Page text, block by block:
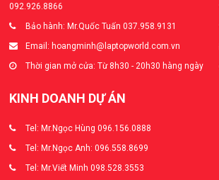
092.926.8866
Bảo hành: Mr.Quốc Tuấn 037.958.9131
Email: hoangminh@laptopworld.com.vn
Thời gian mở cửa: Từ 8h30 - 20h30 hàng ngày
KINH DOANH DỰ ÁN
Tel: Mr.Ngọc Hùng 096.156.0888
Tel: Mr.Ngọc Anh: 096.558.8699
Tel: Mr.Viết Minh 098.528.3553